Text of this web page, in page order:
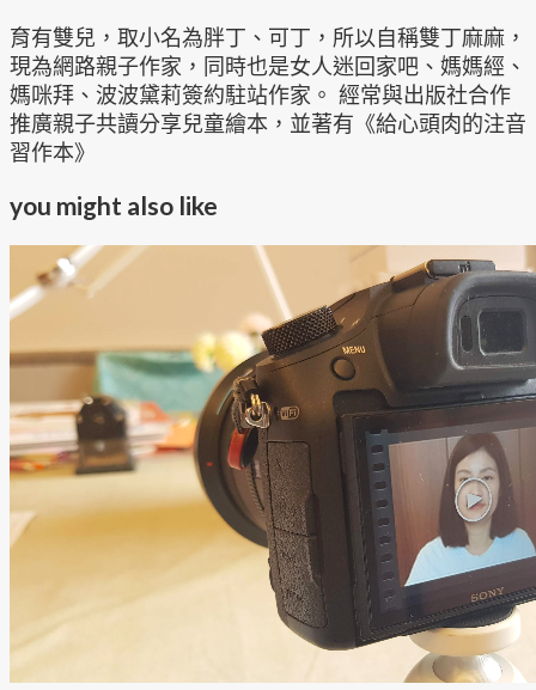
育有雙兒，取小名為胖丁、可丁，所以自稱雙丁麻麻，
現為網路親子作家，同時也是女人迷回家吧、媽媽經、
媽咪拜、波波黛莉簽約駐站作家。 經常與出版社合作
推廣親子共讀分享兒童繪本，並著有《給心頭肉的注音
習作本》
you might also like